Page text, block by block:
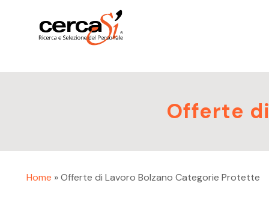
Offerte
Home »Offerte di Lavoro Bolzano Categorie Protette